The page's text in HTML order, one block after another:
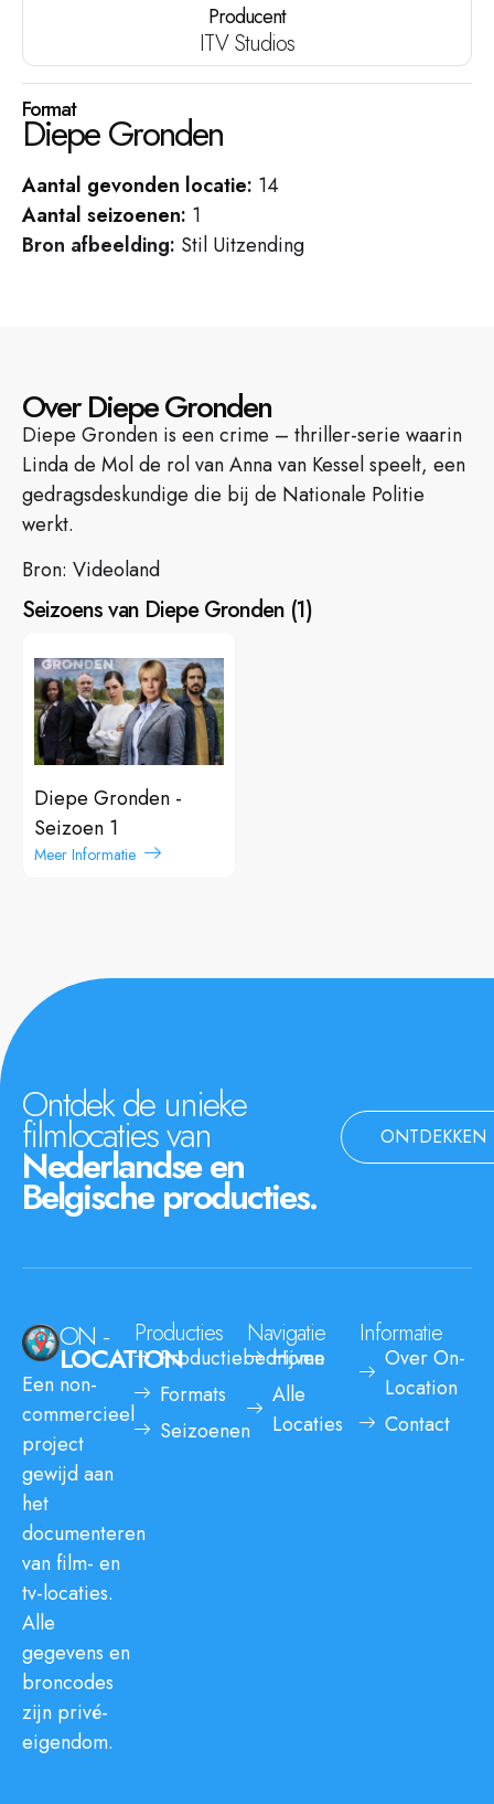
Producent
ITV Studios
Format
Diepe Gronden
Aantal gevonden locatie: 14
Aantal seizoenen: 1
Bron afbeelding: Stil Uitzending
Over Diepe Gronden
Diepe Gronden is een crime – thriller-serie waarin
Linda de Mol de rol van Anna van Kessel speelt, een
gedragsdeskundige die bij de Nationale Politie
werkt.
Bron: Videoland
Seizoens van Diepe Gronden (1)
Diepe Gronden -
Seizoen 1
Meer Informatie
Ontdek de unieke
filmlocaties van
Nederlandse en
Belgische producties.
ONTDEKKEN
ON -
LOCATION
Een non-
commercieel
project
gewijd aan
het
documenteren
van film- en
tv-locaties.
Alle
gegevens en
broncodes
zijn privé-
eigendom.
Producties
Productiebedrijven
Formats
Seizoenen
Navigatie
Home
Alle
Locaties
Informatie
Over On-
Location
Contact